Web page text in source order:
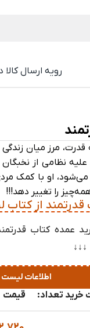
رویه ارسال کالا
قدرت، مرز میان
نظامی از
می‌شود، او با کمک
را تغییر دهد!!!
قدرتمند از کتاب
عمده کتاب
اطلاعات لیست
خرید تعداد: قیمت